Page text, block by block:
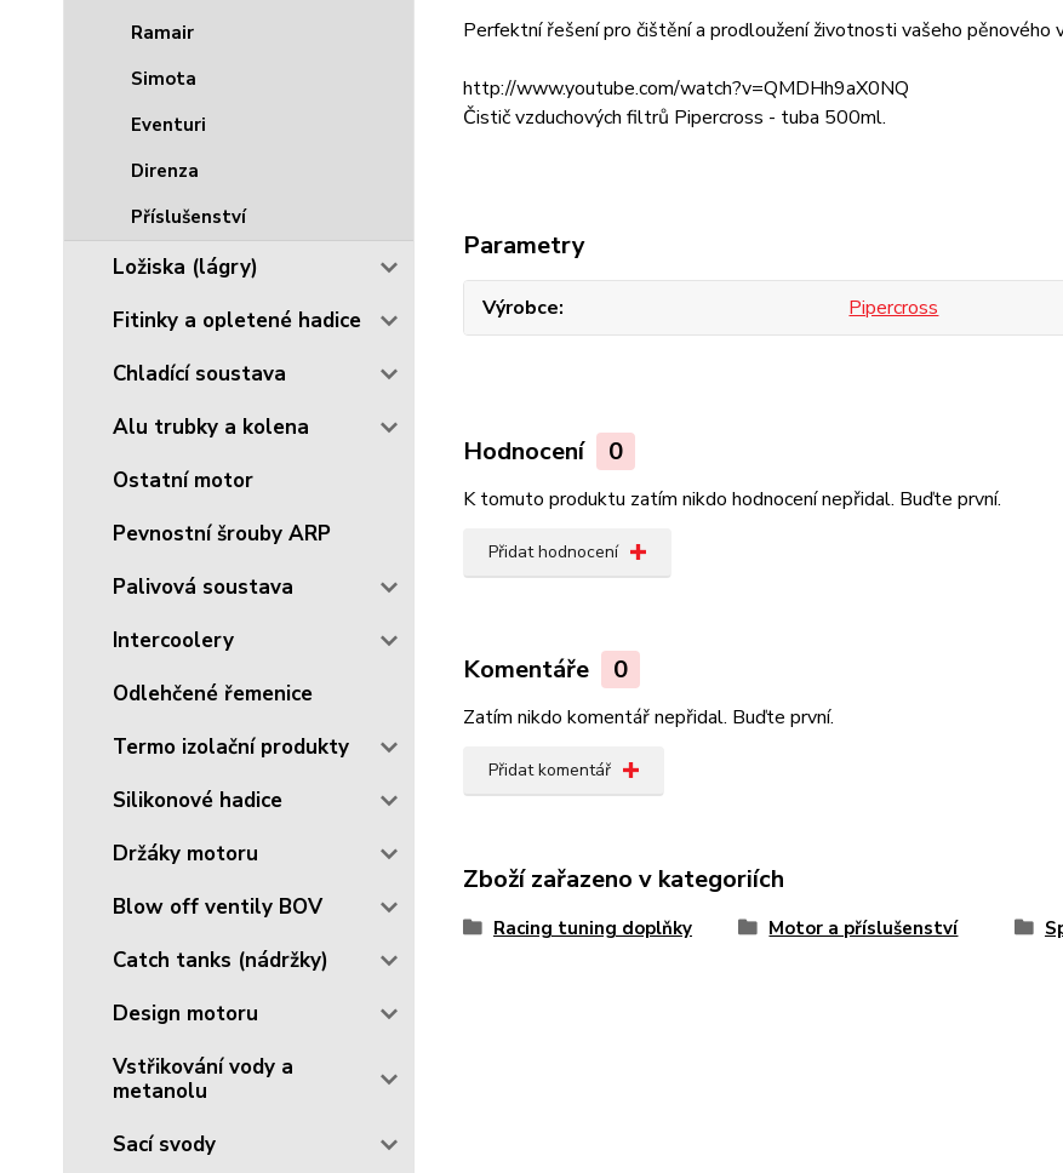
Ramair
Simota
Eventuri
Direnza
Příslušenství
Ložiska (lágry)
Fitinky a opletené hadice
Chladící soustava
Alu trubky a kolena
Ostatní motor
Pevnostní šrouby ARP
Palivová soustava
Intercoolery
Odlehčené řemenice
Termo izolační produkty
Silikonové hadice
Držáky motoru
Blow off ventily BOV
Catch tanks (nádržky)
Design motoru
Vstřikování vody a
metanolu
Sací svody
Perfektní řešení pro čištění a prodloužení životnosti vašeho pěnového
http://www.youtube.com/watch?v=QMDHh9aX0NQ
Čistič vzduchových filtrů Pipercross - tuba 500ml.
Parametry
Výrobce Pipercross
Hodnocení 0
K tomuto produktu zatím nikdo hodnocení nepřidal. Buďte první.
Přidat hodnocení
Komentáře 0
Zatím nikdo komentář nepřidal. Buďte první.
Přidat komentář
Zboží zařazeno v kategoriích
Racing tuning doplňky Motor a příslušenství